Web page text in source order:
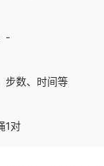
-
步数、时间等
1对